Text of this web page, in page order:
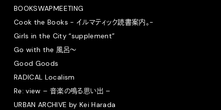
BOOKSWAPMEETING
Cook the Books - イルマティック読書案内。-
Girls in the City “supplement”
Go with the 風呂〜
Good Goods
RADICAL Localism
Re: view – 音楽の鳴る思い出 –
URBAN ARCHIVE by Kei Harada